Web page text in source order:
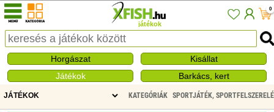
játékok
0
Horgászat
Kisállat
Játékok
Barkács, kert
KATEGÓRIÁK SPORTJÁTÉK,